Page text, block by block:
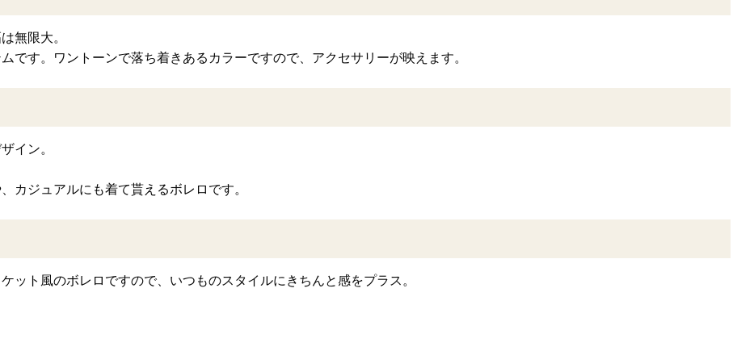
無限大。
です。ワントーンで落ち着きあるカラーですので、アクセサリーが映えます。
イン。
カジュアルにも着て貰えるボレロです。
ット風のボレロですので、いつものスタイルにきちんと感をプラス。